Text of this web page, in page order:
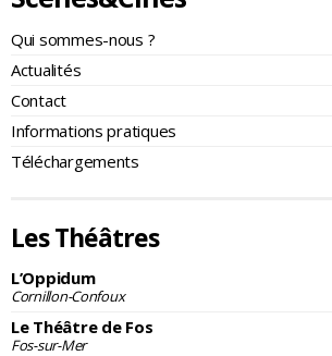
Qui sommes-nous ?
Actualités
Contact
Informations pratiques
Téléchargements
Les Théâtres
L’Oppidum
Cornillon-Confoux
Le Théâtre de Fos
Fos-sur-Mer